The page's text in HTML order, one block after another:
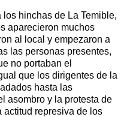
hinchas de La Temible,
aparecieron muchos
al local y empezaron a
las personas presentes,
no portaban el
que los dirigentes de la
hasta las
asombro y la protesta de
actitud represiva de los